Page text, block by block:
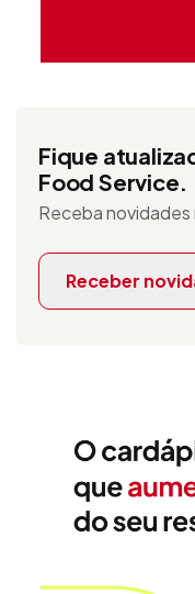
Fique
Food Service.
Receba novidades
Receber